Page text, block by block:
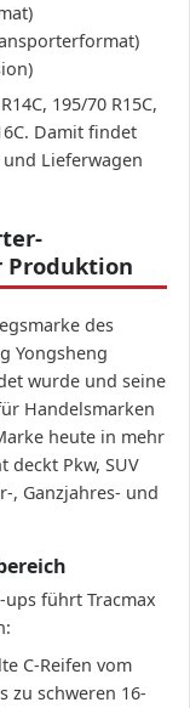
195/70 R15C,
Damit findet
Lieferwagen
Produktion
des
Yongsheng
wurde und seine
Handelsmarken
heute in mehr
deckt Pkw, SUV
, Ganzjahres- und
ups führt Tracmax
C-Reifen vom
zu schweren 16-